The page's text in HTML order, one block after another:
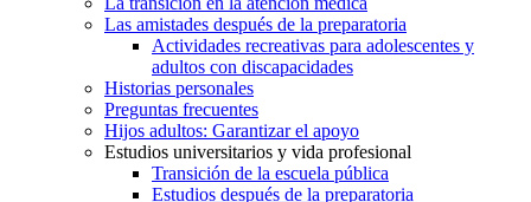
Las amistades después de la preparatoria
Actividades recreativas para adolescentes y
adultos con discapacidades
Historias personales
Preguntas frecuentes
Hijos adultos: Garantizar el apoyo
Estudios universitarios y vida profesional
Transición de la escuela pública
Estudios después de la preparatoria